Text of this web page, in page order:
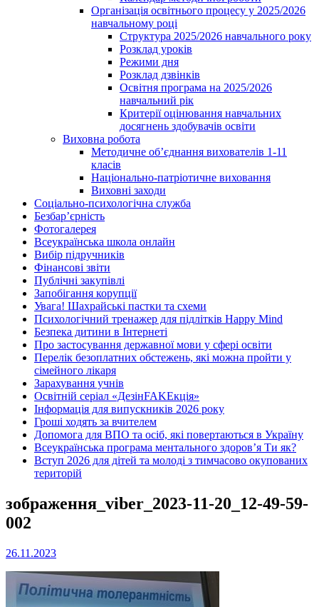
Організація освітнього процесу у 2025/2026
навчальному році
Структура 2025/2026 навчального року
Розклад уроків
Режими дня
Розклад дзвінків
Освітня програма на 2025/2026
навчальний рік
Критерії оцінювання навчальних
досягнень здобувачів освіти
Виховна робота
Методичне об’єднання вихователів 1-11
класів
Національно-патріотичне виховання
Виховні заходи
Соціально-психологічна служба
Безбар’єрність
Фотогалерея
Всеукраїнська школа онлайн
Вибір підручників
Фінансові звіти
Публічні закупівлі
Запобігання корупції
Увага! Шахрайські пастки та схеми
Психологічний тренажер для підлітків Happy Mind
Безпека дитини в Інтернеті
Про застосування державної мови у сфері освіти
Перелік безоплатних обстежень, які можна пройти у
сімейного лікаря
Зарахування учнів
Освітній серіал «ДезінFAKEкція»
Інформація для випускників 2026 року
Гроші ходять за вчителем
Допомога для ВПО та осіб, які повертаються в Україну
Всеукраїнська програма ментального здоров’я Ти як?
Вступ 2026 для дітей та молоді з тимчасово окупованих
територій
зображення_viber_2023-11-20_12-49-59-
002
26.11.2023